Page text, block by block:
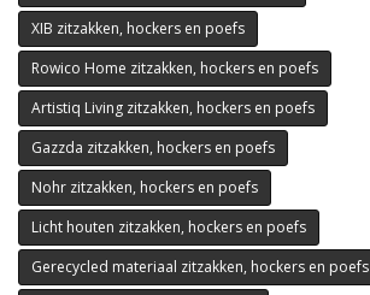
XIB zitzakken, hockers en poefs
Rowico Home zitzakken, hockers en poefs
Artistiq Living zitzakken, hockers en poefs
Gazzda zitzakken, hockers en poefs
Nohr zitzakken, hockers en poefs
Licht houten zitzakken, hockers en poefs
Gerecycled materiaal zitzakken, hockers en poefs